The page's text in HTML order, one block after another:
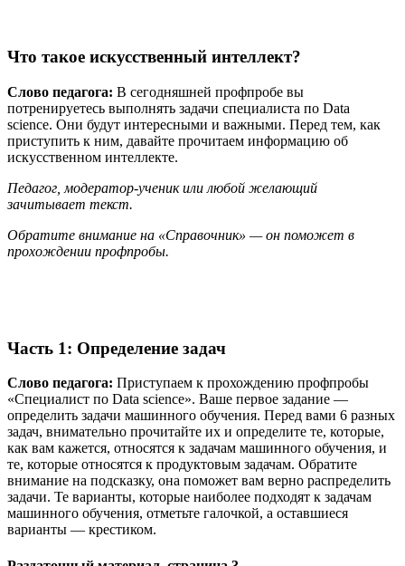
Что такое искусственный интеллект?
Слово педагога: В сегодняшней профпробе вы
потренируетесь выполнять задачи специалиста по Data
science. Они будут интересными и важными. Перед тем, как
приступить к ним, давайте прочитаем информацию об
искусственном интеллекте.
Педагог, модератор-ученик или любой желающий
зачитывает текст.
Обратите внимание на «Справочник» — он поможет в
прохождении профпробы.
Часть 1: Определение задач
Слово педагога: Приступаем к прохождению профпробы
«Специалист по Data science». Ваше первое задание —
определить задачи машинного обучения. Перед вами 6 разных
задач, внимательно прочитайте их и определите те, которые,
как вам кажется, относятся к задачам машинного обучения, и
те, которые относятся к продуктовым задачам. Обратите
внимание на подсказку, она поможет вам верно распределить
задачи. Те варианты, которые наиболее подходят к задачам
машинного обучения, отметьте галочкой, а оставшиеся
варианты — крестиком.